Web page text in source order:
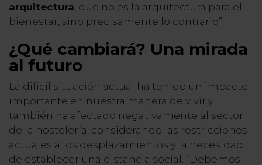
arquitectura , que no es la arquitectura para el
bienestar, sino precisamente lo contrario”.
¿Qué cambiará? Una mirada
al futuro
La difícil situación actual ha tenido un impacto
importante en nuestra manera de vivir y
también ha afectado negativamente al sector
de la hostelería, considerando las restricciones
actuales a los desplazamientos y la necesidad
de establecer una distancia social. “Debemos